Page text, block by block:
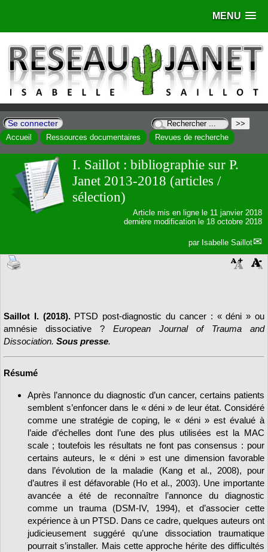
MENU
Se connecter
Accueil Ressources documentaires Revues de recherche
I. Saillot : bibliographie sur P.
Janet 2013-2018 (articles /
sélection)
Article mis en ligne le 11 janvier 2018
dernière modification le 18 octobre 2018
par Isabelle Saillot
Saillot I. (2018).PTSD post-diagnostic du cancer : « déni » ou
amnésie dissociative ? European Journal of Trauma and
Dissociation. Sous presse.
Résumé
Après l’annonce du diagnostic d’un cancer, certains patients
semblent s’enfoncer dans le « déni » de leur état. Considéré
comme une stratégie de coping, le « déni » est évalué à
l’aide d’échelles dont l’une des plus utilisées est la MAC
scale ; toutefois les résultats ne font pas consensus : pour
certains auteurs, le « déni » est une dimension favorable
dans l’évolution de la maladie (Kang et al., 2008), pour
d’autres il est défavorable (Ho et al., 2003). Une importante
avancée a été de reconnaître l’annonce du diagnostic
comme un trauma (DSM-IV, 1994), et d’associer cette
expérience à un PTSD. Dans ce cadre, quelques auteurs ont
judicieusement suggéré qu’une dissociation traumatique
pourrait s’installer. Mais cette approche hérite des difficultés